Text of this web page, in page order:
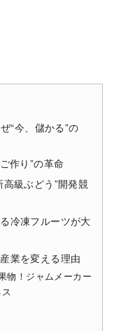
“今、儲かる”の
作り”の革命
級ぶどう”開発競
冷凍フルーツが大
業を変える理由
物！ジャムメーカー